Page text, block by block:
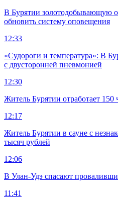
В Бурятии золотодобывающую
обновить систему оповещения
12:33
«Судороги и температура»: В
с двусторонней пневмонией
12:30
Житель Бурятии отработает 150
12:17
Житель Бурятии в сауне с
тысяч рублей
12:06
В Улан-Удэ спасают
11:41